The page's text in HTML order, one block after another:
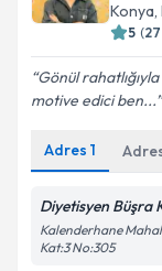
Konya,
5 (27
Gönül
motive edici ben...
Adres 1
Diyetisyen Büşra
Kalenderhane
Kat:3 No:305